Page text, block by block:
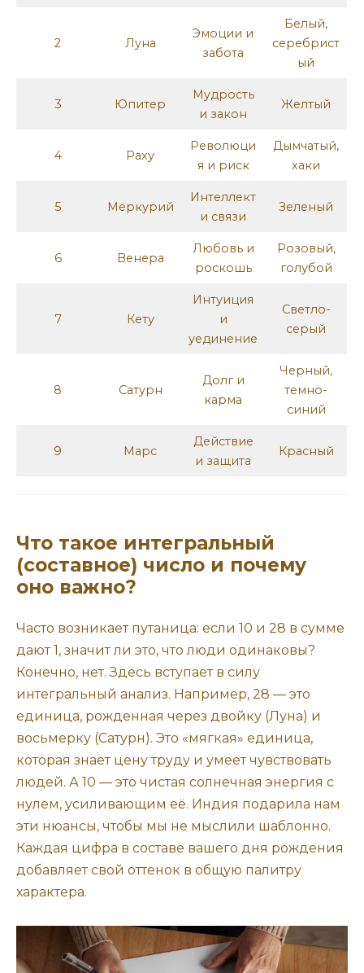
2 Луна
Эмоции и
забота
Белый,
серебрист
ый
3 Юпитер
Мудрость
и закон
Желтый
4 Раху
Революци
я и риск
Дымчатый,
хаки
5 Меркурий
Интеллект
и связи
Зеленый
6 Венера
Любовь и
роскошь
Розовый,
голубой
7 Кету
Интуиция
и
уединение
Светло-
серый
8 Сатурн
Долг и
карма
Черный,
темно-
синий
9 Марс
Действие
и защита
Красный
Что такое интегральный
(составное) число и почему
оно важно?
Часто возникает путаница: если 10 и 28 в сумме
дают 1, значит ли это, что люди одинаковы?
Конечно, нет. Здесь вступает в силу
интегральный анализ. Например, 28 — это
единица, рожденная через двойку (Луна) и
восьмерку (Сатурн). Это «мягкая» единица,
которая знает цену труду и умеет чувствовать
людей. А 10 — это чистая солнечная энергия с
нулем, усиливающим её. Индия подарила нам
эти нюансы, чтобы мы не мыслили шаблонно.
Каждая цифра в составе вашего дня рождения
добавляет свой оттенок в общую палитру
характера.